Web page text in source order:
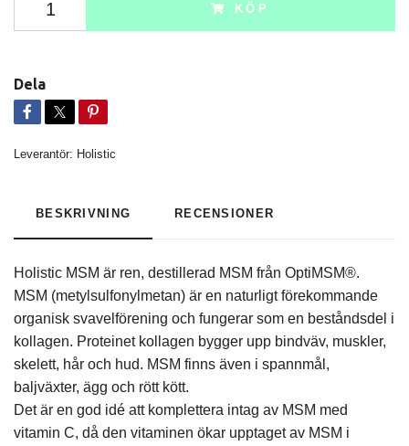
KÖP
Dela
Leverantör: Holistic
BESKRIVNING RECENSIONER
Holistic MSM är ren, destillerad MSM från OptiMSM®.
MSM (metylsulfonylmetan) är en naturligt förekommande
organisk svavelförening och fungerar som en beståndsdel i
kollagen. Proteinet kollagen bygger upp bindväv, muskler,
skelett, hår och hud. MSM finns även i spannmål,
baljväxter, ägg och rött kött.
Det är en god idé att komplettera intag av MSM med
vitamin C, då den vitaminen ökar upptaget av MSM i